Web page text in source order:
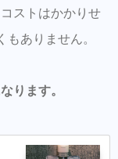
ストはかかりせ
ありません。
ります。